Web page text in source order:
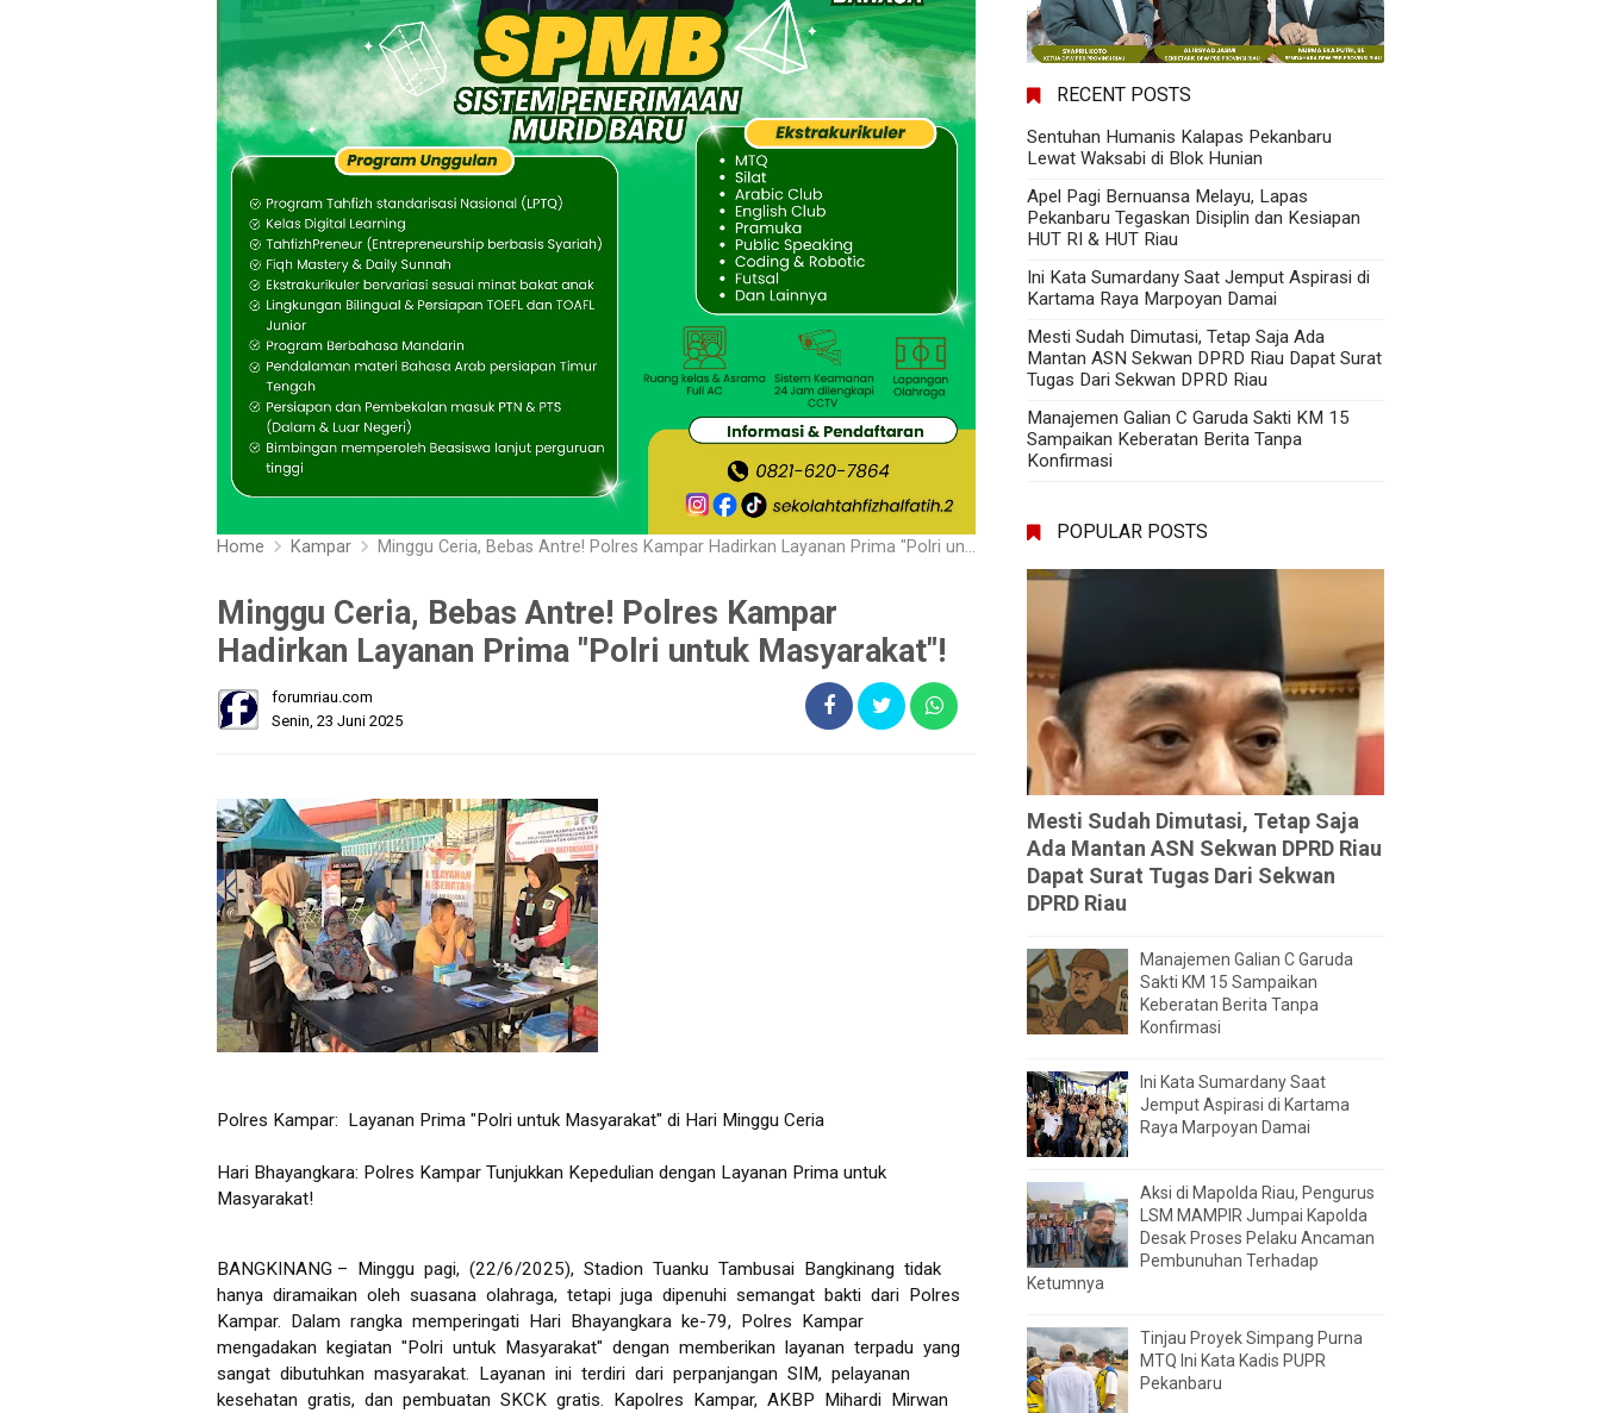
Home Kampar Minggu Ceria, Bebas Antre! Polres Kampar Hadirkan Layanan Prima "Polri untuk Masyarakat"!
Minggu Ceria, Bebas Antre! Polres Kampar
Hadirkan Layanan Prima "Polri untuk Masyarakat"!
forumriau.com
Senin, 23 Juni 2025
Polres Kampar: Layanan Prima "Polri untuk Masyarakat" di Hari Minggu Ceria
Hari Bhayangkara: Polres Kampar Tunjukkan Kepedulian dengan Layanan Prima untuk
Masyarakat!
BANGKINANG – Minggu pagi, (22/6/2025), Stadion Tuanku Tambusai Bangkinang tidak
hanya diramaikan oleh suasana olahraga, tetapi juga dipenuhi semangat bakti dari Polres
Kampar. Dalam rangka memperingati Hari Bhayangkara ke-79, Polres Kampar
mengadakan kegiatan "Polri untuk Masyarakat" dengan memberikan layanan terpadu yang
sangat dibutuhkan masyarakat. Layanan ini terdiri dari perpanjangan SIM, pelayanan
kesehatan gratis, dan pembuatan SKCK gratis. Kapolres Kampar, AKBP Mihardi Mirwan
RECENT POSTS
Sentuhan Humanis Kalapas Pekanbaru
Lewat Waksabi di Blok Hunian
Apel Pagi Bernuansa Melayu, Lapas
Pekanbaru Tegaskan Disiplin dan Kesiapan
HUT RI & HUT Riau
Ini Kata Sumardany Saat Jemput Aspirasi di
Kartama Raya Marpoyan Damai
Mesti Sudah Dimutasi, Tetap Saja Ada
Mantan ASN Sekwan DPRD Riau Dapat Surat
Tugas Dari Sekwan DPRD Riau
Manajemen Galian C Garuda Sakti KM 15
Sampaikan Keberatan Berita Tanpa
Konfirmasi
POPULAR POSTS
Mesti Sudah Dimutasi, Tetap Saja
Ada Mantan ASN Sekwan DPRD Riau
Dapat Surat Tugas Dari Sekwan
DPRD Riau
Manajemen Galian C Garuda
Sakti KM 15 Sampaikan
Keberatan Berita Tanpa
Konfirmasi
Ini Kata Sumardany Saat
Jemput Aspirasi di Kartama
Raya Marpoyan Damai
Aksi di Mapolda Riau, Pengurus
LSM MAMPIR Jumpai Kapolda
Desak Proses Pelaku Ancaman
Pembunuhan Terhadap
Ketumnya
Tinjau Proyek Simpang Purna
MTQ Ini Kata Kadis PUPR
Pekanbaru